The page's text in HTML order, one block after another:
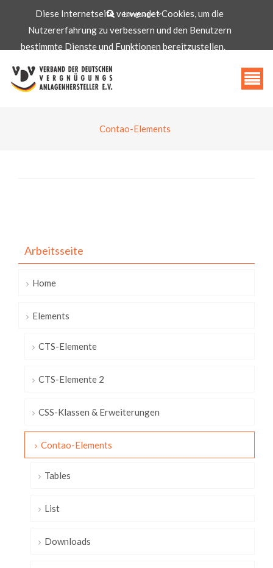
Language
info@vdv-freizeittechnologie.de
Contao-Elements
Arbeitsseite
Home
Elements
CTS-Elemente
CTS-Elemente 2
CSS-Klassen & Erweiterungen
Contao-Elements
Tables
List
Downloads
Diese Internetseite verwendet Cookies, um die
Nutzererfahrung zu verbessern und den Benutzern
bestimmte Dienste und Funktionen bereitzustellen.
Akzeptieren